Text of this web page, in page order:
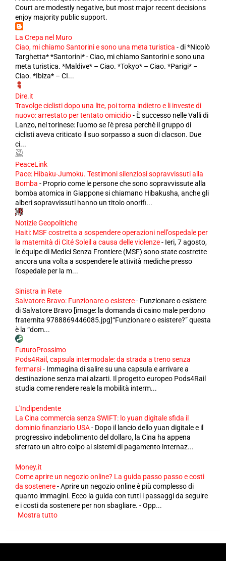
Court are modestly negative, but most major recent decisions
enjoy majority public support.
La Crepa nel Muro
Ciao, mi chiamo Santorini e sono una meta turistica -di *Nicolò
Targhetta* *Santorini* - Ciao, mi chiamo Santorini e sono una
meta turistica. *Maldive* – Ciao. *Tokyo* – Ciao. *Parigi* –
Ciao. *Ibiza* – CI...
Dire.it
Travolge ciclisti dopo una lite, poi torna indietro e li investe di
nuovo: arrestato per tentato omicidio- È successo nelle Valli di
Lanzo, nel torinese: l'uomo se l'è presa perchè il gruppo di
ciclisti aveva criticato il suo sorpasso a suon di clacson. Due
ci...
PeaceLink
Pace: Hibaku-Jumoku. Testimoni silenziosi sopravvissuti alla
Bomba - Proprio come le persone che sono sopravvissute alla
bomba atomica in Giappone si chiamano Hibakusha, anche gli
alberi sopravvissuti hanno un titolo onorifi...
Notizie Geopolitiche
Haiti: MSF costretta a sospendere operazioni nell’ospedale per
la maternità di Cité Soleil a causa delle violenze- Ieri, 7 agosto,
le équipe di Medici Senza Frontiere (MSF) sono state costrette
ancora una volta a sospendere le attività mediche presso
l’ospedale per la m...
Sinistra in Rete
Salvatore Bravo: Funzionare o esistere- Funzionare o esistere
di Salvatore Bravo [image: la domanda di caino male perdono
fraternita 9788869446085.jpg]“Funzionare o esistere?” questa
è la “dom...
FuturoProssimo
Pods4Rail, capsula intermodale: da strada a treno senza
fermarsi- Immagina di salire su una capsula e arrivare a
destinazione senza mai alzarti. Il progetto europeo Pods4Rail
studia come rendere reale la mobilità interm...
L'Indipendente
La Cina commercia senza SWIFT: lo yuan digitale sfida il
dominio finanziario USA- Dopo il lancio dello yuan digitale e il
progressivo indebolimento del dollaro, la Cina ha appena
sferrato un altro colpo ai sistemi di pagamento internaz...
Money.it
Come aprire un negozio online? La guida passo passo e costi
da sostenere-Aprire un negozio online è più complesso di
quanto immagini. Ecco la guida con tutti i passaggi da seguire
e i costi da sostenere per non sbagliare. - Opp...
Mostra tutto